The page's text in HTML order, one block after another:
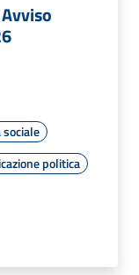
politica